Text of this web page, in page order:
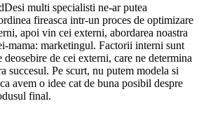
Desi multi specialisti ne-ar putea
fireasca intr-un proces de optimizare
apoi vin cei externi, abordarea noastra
mama: marketingul. Factorii interni sunt
de cei externi, care ne determina
succesul. Pe scurt, nu putem modela si
avem o idee cat de buna posibil despre
final.